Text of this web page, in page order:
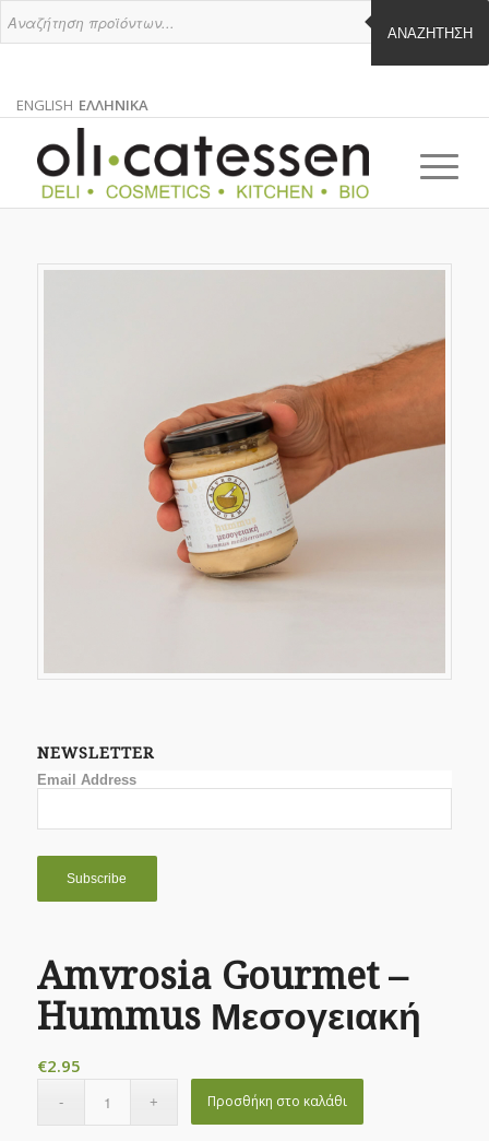
ΑΝΑΖΉΤΗΣΗ
ENGLISH
ΑΓΓΛΙΚΑ
ΕΛΛΗΝΙΚΑ
ΕΛΛΗΝΙΚΑ
EL
NEWSLETTER
Email Address
Amvrosia Gourmet –
Hummus Μεσογειακή
€2.95
Προσθήκη στο καλάθι